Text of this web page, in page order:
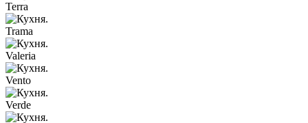
Terra
Trama
Valeria
Vento
Verde